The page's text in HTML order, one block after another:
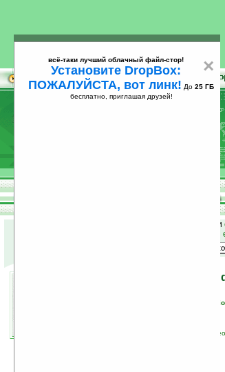
25
и
на email
Характеристики Palm
Вячеслав Черников
Treo
×
всё-таки лучший облачный файл-стор!
Установите DropBox:
ПОЖАЛУЙСТА, вот линк! До 25 ГБ
бесплатно, приглашая друзей!